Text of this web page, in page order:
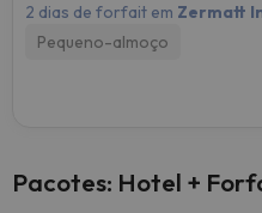
2 dias de forfait em Zermatt
Pequeno-almoço
Pacotes: Hotel +